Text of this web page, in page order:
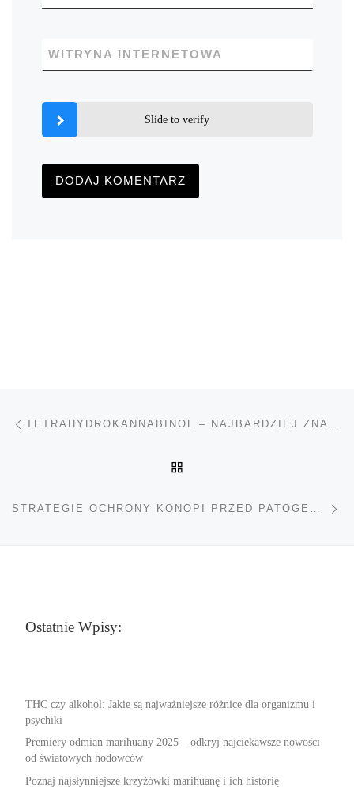
WITRYNA INTERNETOWA
Slide to verify
Nawigacja wpisu TETRAHYDROKANNABINOL – NAJBARDZIEJ ZNANY KANNABINOID
STRATEGIE OCHRONY KONOPI PRZED PATOGENAMI
Ostatnie Wpisy:
THC czy alkohol: Jakie są najważniejsze różnice dla organizmu i
psychiki
Premiery odmian marihuany 2025 – odkryj najciekawsze nowości
od światowych hodowców
Poznaj najsłynniejsze krzyżówki marihuanę i ich historię